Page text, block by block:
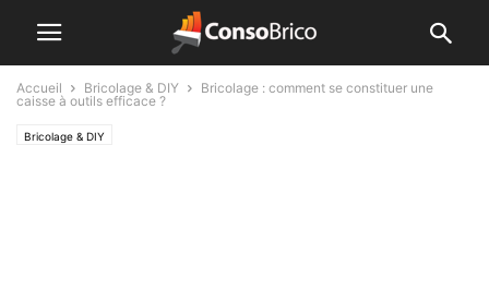
Accueil Bricolage & DIY
Bricolage : comment se constituer une
caisse à outils efficace ?
Bricolage & DIY